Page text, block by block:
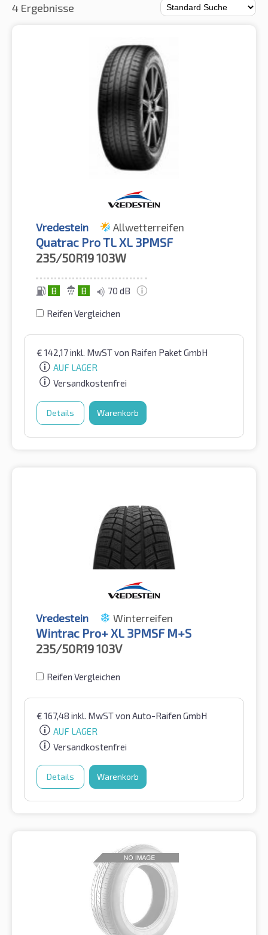
4 Ergebnisse
Vredestein Allwetterreifen
Quatrac Pro TL XL 3PMSF
235/50R19103W
B B 70 dB
Reifen Vergleichen
€ 142,17inkl. MwSTvon Raifen Paket GmbH
AUF LAGER
Versandkostenfrei
Details Warenkorb
Vredestein Winterreifen
Wintrac Pro+ XL 3PMSF M+S
235/50R19103V
Reifen Vergleichen
€ 167,48 inkl. MwSTvon Auto-Raifen GmbH
AUF LAGER
Versandkostenfrei
Details Warenkorb